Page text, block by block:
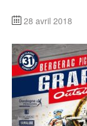
Agenda 2026
Contact
28 avril 2018